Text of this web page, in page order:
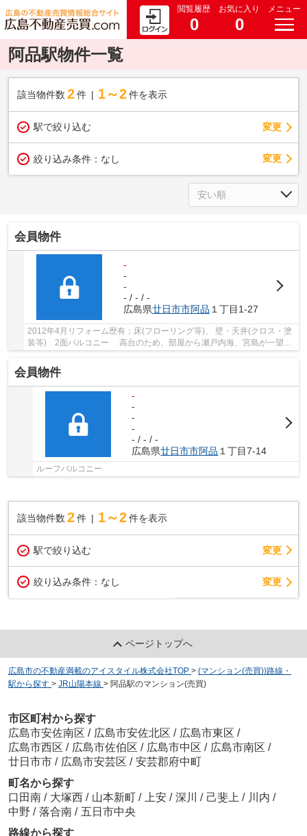
閲覧履歴
0
お気に入り
0
メニュー
阿品駅物件一覧
該当物件数 2件 1～2 件を表示
駅で絞り込む 変更
絞り込み条件： なし 変更
会員物件
-
-
-
- / - / -
広島県廿日市市阿品 １丁目1-27
2012年4月リフォーム歴有：床(フローリング等)、 壁・天井(クロス・塗
装等) 2面バルコニー 高台のため、部屋から瀬戸内海、宮島が一望で
会員物件
-
-
-
-
- / - / -
広島県廿日市市阿品 １丁目7-14
ルーフバルコニー
該当物件数 2件 1～2 件を表示
駅で絞り込む 変更
絞り込み条件： なし 変更
ページトップへ
広島市の不動産満載のアイスタイル株式会社TOP > (マンション(売買))路線・
駅から探す > JR山陽本線 > 阿品駅のマンション(売買)
市区町村から探す
広島市安佐南区 / 広島市安佐北区 / 広島市東区 /
広島市西区 / 広島市佐伯区 / 広島市中区 / 広島市南区 /
廿日市市 / 広島市安芸区 / 安芸郡府中町
町名から探す
口田南 / 大塚西 / 山本新町 / 上安 / 深川 / 己斐上 / 川内 /
中野 / 落合南 / 五日市中央
路線から探す